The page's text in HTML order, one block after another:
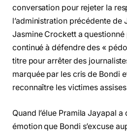
conversation pour rejeter la
l’administration précédente de
Jasmine Crockett a
continué à défendre des «
titre pour arrêter des
marquée par les cris de Bondi
reconnaître les victimes
Quand l’élue Pramila Jayapal
émotion que Bondi s’excuse